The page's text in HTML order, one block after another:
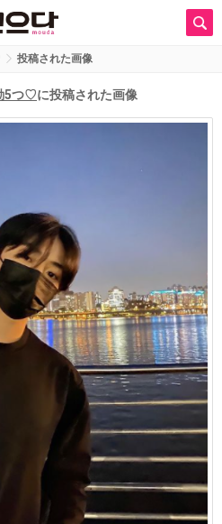
投稿された画像
5つ♡に投稿された画像